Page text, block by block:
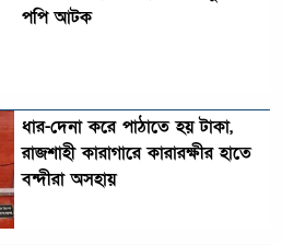
পপি আটক
ধার-দেনা করে পাঠাতে হয় টাকা,
রাজশাহী কারাগারে কারারক্ষীর হাতে
বন্দীরা অসহায়